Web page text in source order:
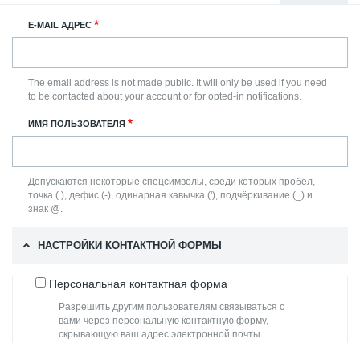
вкладки
ВОЙТИE-MAIL АДРЕС
The email address is not made public. It will only be used if you need
to be contacted about your account or for opted-in notifications.
ИМЯ ПОЛЬЗОВАТЕЛЯ
Допускаются некоторые спецсимволы, среди которых пробел,
точка (.), дефис (-), одинарная кавычка ('), подчёркивание (_) и
знак @.
НАСТРОЙКИ КОНТАКТНОЙ ФОРМЫ
Персональная контактная форма
Разрешить другим пользователям связываться с
вами через персональную контактную форму,
скрывающую ваш адрес электронной почты.